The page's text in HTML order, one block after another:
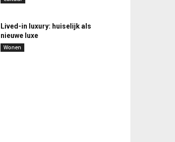
Lived-in luxury: huiselijk als
nieuwe luxe
Wonen